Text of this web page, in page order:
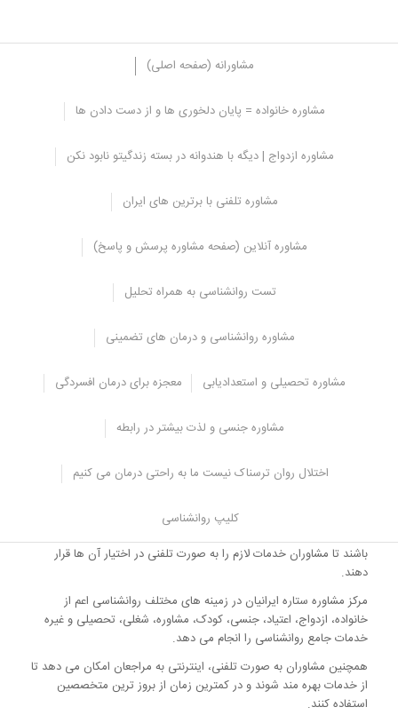
مشاورانه (صفحه اصلی)
مشاوره خانواده = پایان دلخوری ها و از دست دادن ها
مشاوره ازدواج | دیگه با هندوانه در بسته زندگیتو نابود نکن
مشاوره تلفنی با برترین های ایران
مشاوره آنلاین (صفحه مشاوره پرسش و پاسخ)
تست روانشناسی به همراه تحلیل
مشاوره روانشناسی و درمان های تضمینی
مشاوره تحصیلی و استعدادیابی معجزه برای درمان افسردگی
مشاوره جنسی و لذت بیشتر در رابطه
اختلال روان ترسناک نیست ما به راحتی درمان می کنیم
کلیپ روانشناسی
درمان صحیح مشکلات جنسی پس از ترک اعتیاد
نکته ای که باید به آن توجه شود این است که اختلالات جنسی به وجود
آمده چه پیش از اعتیاد چه پس از اعتیاد باید درمان شود و در صورتی که
درمان صورت نگیرد همچنان بیمار در معرض خطر بازگشت خواهد بود،
این موارد می توانید از مشاوره جنسی کمک بگیرید و در این زمینه
مفید باشد زیرا در زمینه اختلالات جنسی به شما راهکار می دهد و دوره
های درمانی را آغاز می کند، اختلالات جنسی که معمولا در میان افراد شایع
مرکز مشاوره ستاره ایرانیان
مشکلات ناشی از اعتیاد می باشد و که بعد از ترک اعتیاد هم ممکن است تا
کمک گرفتن از روانشناس متخصص می تواند راهکارهای صحیح را بیابد و
برخی از افراد به دلیل کمبود وقت و یا معذب بودن امکان مشاوره حضوری
باشند تا مشاوران خدمات لازم را به صورت تلفنی در اختیار آن ها قرار
دهند.
مرکز مشاوره ستاره ایرانیان در زمینه های مختلف روانشناسی اعم از
خانواده، ازدواج، اعتیاد، جنسی، کودک، مشاوره، شغلی، تحصیلی و غیره
خدمات جامع روانشناسی را انجام می دهد.
همچنین مشاوران به صورت تلفنی، اینترنتی به مراجعان امکان می دهد تا
از خدمات بهره مند شوند و در کمترین زمان از بروز ترین متخصصین
استفاده کنند.